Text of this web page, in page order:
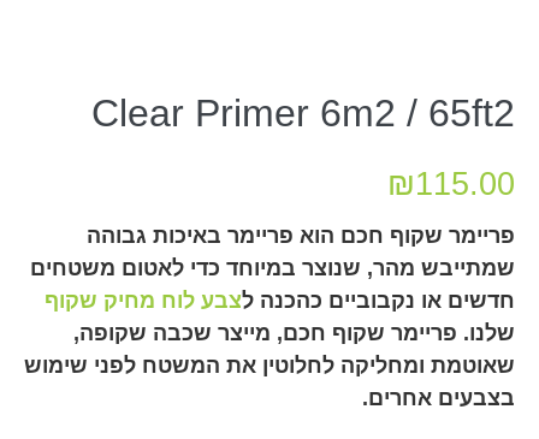
Clear Primer 6m2 / 65ft2
₪115.00
פריימר שקוף חכם הוא פריימר באיכות גבוהה
שמתייבש מהר, שנוצר במיוחד כדי לאטום משטחים
חדשים או נקבוביים כהכנה לצבע לוח מחיק שקוף
שלנו. פריימר שקוף חכם, מייצר שכבה שקופה,
שאוטמת ומחליקה לחלוטין את המשטח לפני שימוש
בצבעים אחרים.